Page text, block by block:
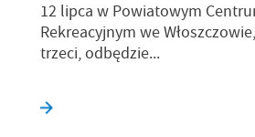
12 lipca w Powiatowym
Rekreacyjnym we
trzeci, odbędzie...